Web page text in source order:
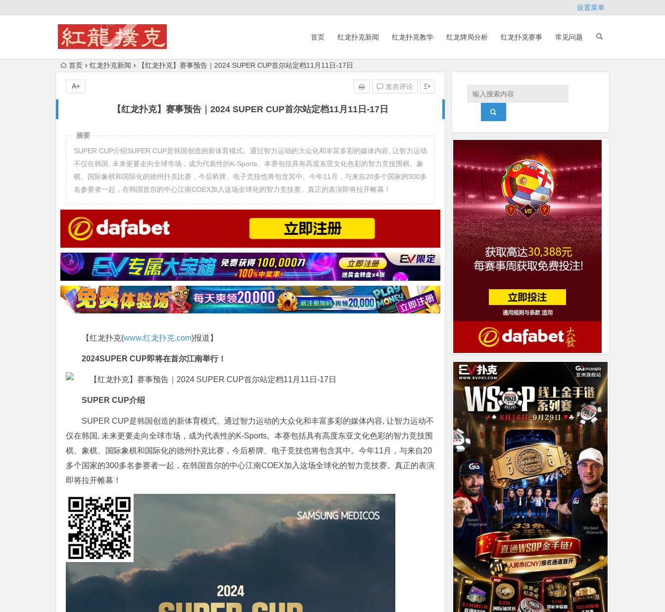
设置菜单
首页 红龙扑克新闻 红龙扑克教学 红龙牌局分析 红龙扑克赛事 常见问题
首页 红龙扑克新闻 【红龙扑克】赛事预告｜2024 SUPER CUP首尔站定档11月11日-17日
【红龙扑克】赛事预告｜2024 SUPER CUP首尔站定档11月11日-17日
发表评论
A+
摘要
SUPER CUP介绍SUPER CUP是韩国创造的新体育模式。通过智力运动的大众化和丰富多彩的媒体内容, 让智力运动
不仅在韩国, 未来更要走向全球市场，成为代表性的K-Sports。本赛包括具有高度东亚文化色彩的智力竞技围棋、象
棋、国际象棋和国际化的德州扑克比赛，今后桥牌、电子竞技也将包含其中。今年11月，与来自20多个国家的300多
名参赛者一起，在韩国首尔的中心江南COEX加入这场全球化的智力竞技赛。真正的表演即将拉开帷幕！
【红龙扑克(www.红龙扑克.com)报道】
2024SUPER CUP即将在首尔江南举行！
SUPER CUP介绍
SUPER CUP是韩国创造的新体育模式。通过智力运动的大众化和丰富多彩的媒体内容, 让智力运动不
仅在韩国, 未来更要走向全球市场，成为代表性的K-Sports。本赛包括具有高度东亚文化色彩的智力竞技围
棋、象棋、国际象棋和国际化的德州扑克比赛，今后桥牌、电子竞技也将包含其中。今年11月，与来自20
多个国家的300多名参赛者一起，在韩国首尔的中心江南COEX加入这场全球化的智力竞技赛。真正的表演
即将拉开帷幕！